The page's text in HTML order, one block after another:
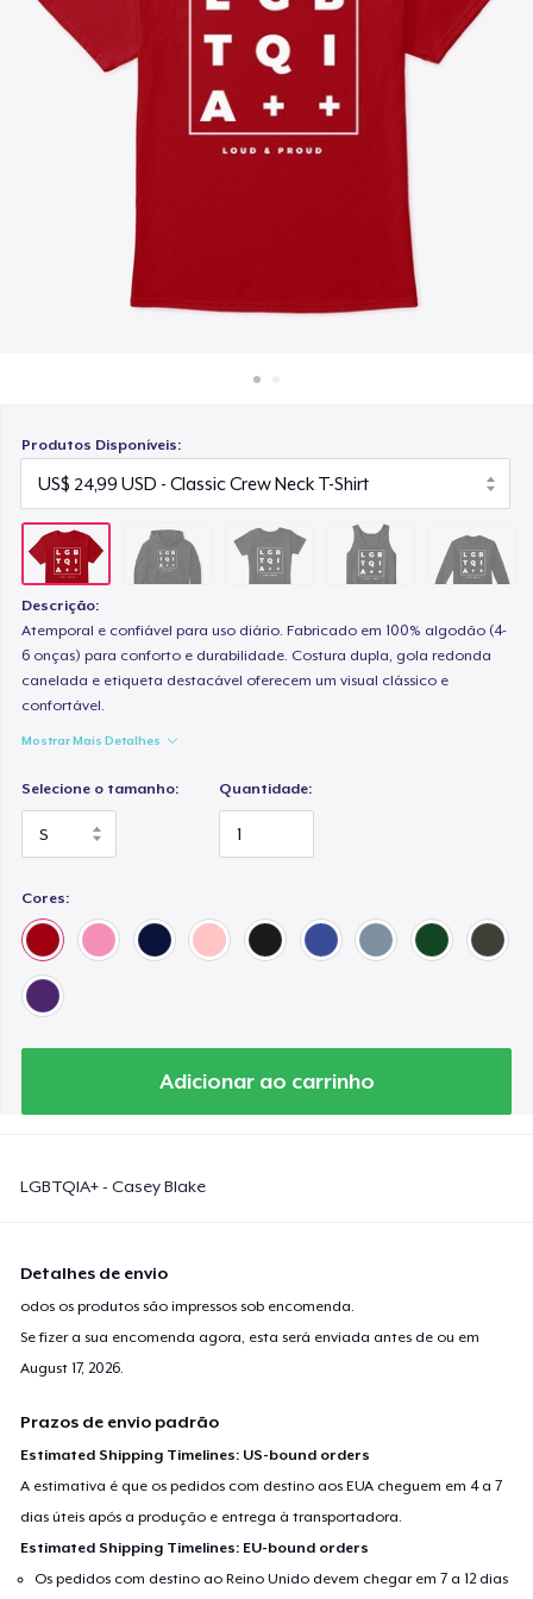
Venda em todo lugar
Venda qualquer coisa
Produtos Disponíveis:
Descrição:
Atemporal e confiável para uso diário. Fabricado em 100% algodão (4-
6 onças) para conforto e durabilidade. Costura dupla, gola redonda
canelada e etiqueta destacável oferecem um visual clássico e
confortável.
Mostrar Mais Detalhes
Selecione o tamanho: Quantidade:
Cores:
Adicionar ao carrinho
LGBTQIA+ - Casey Blake
Detalhes de envio
odos os produtos são impressos sob encomenda.
Se fizer a sua encomenda agora, esta será enviada antes de ou em
August 17, 2026
Prazos de envio padrão
Estimated Shipping Timelines: US-bound orders
A estimativa é que os pedidos com destino aos EUA cheguem em 4 a 7
dias úteis após a produção e entrega à transportadora.
Estimated Shipping Timelines: EU-bound orders
Os pedidos com destino ao Reino Unido devem chegar em 7 a 12 dias
Classic Tank Top
US$ 21,99
US$ 28,99